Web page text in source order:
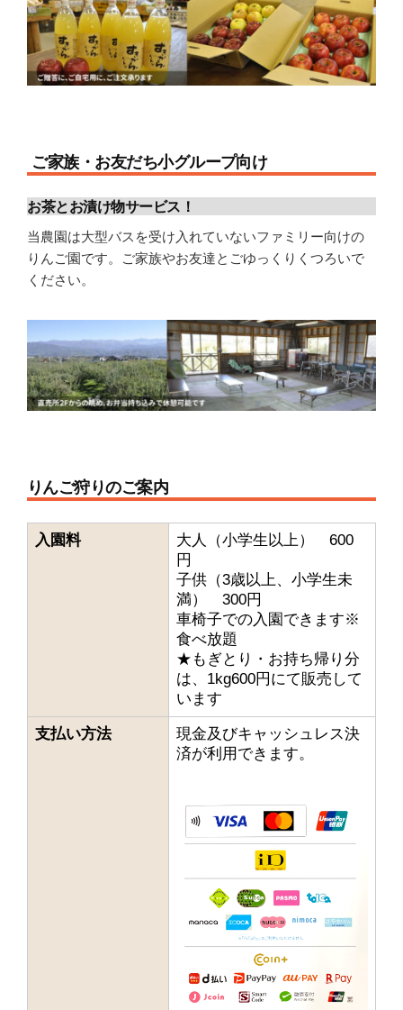
ご家族・お友だち小グループ向け
お茶とお漬け物サービス！
当農園は大型バスを受け入れていないファミリー向けの
りんご園です。ご家族やお友達とごゆっくりくつろいで
ください。
りんご狩りのご案内
入園料
大人（小学生以上） 600
円
子供（3歳以上、小学生未
満） 300円
車椅子での入園できます※
食べ放題
★もぎとり・お持ち帰り分
は、1kg600円にて販売して
います
支払い方法
現金及びキャッシュレス決
済が利用できます。